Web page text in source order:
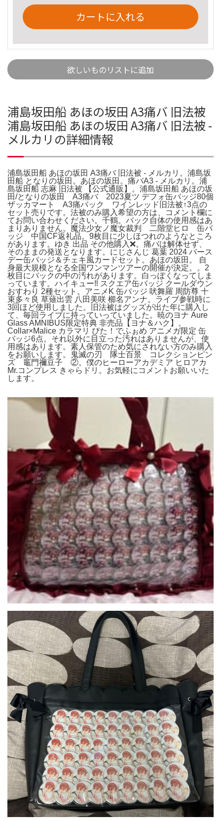
カートに入れる
欲しいものリストに追加
浦島坂田船 あほの坂田 A3痛バ 旧法被
浦島坂田船 あほの坂田 A3痛バ 旧法被 -
メルカリの詳細情報
浦島坂田船 あほの坂田 A3痛バ 旧法被 - メルカリ。浦島坂
田船 となりの坂田。あほの坂田。痛バA3 - メルカリ。浦
島坂田船 志麻 旧法被 【公式通販】。浦島坂田船 あほの坂
田/となりの坂田 A3痛バ 2023夏ツ デフォ缶バッジ80個
ザッカマート A3痛バック ワインレッド旧法被↑3点の
セット売りです。法被のみ購入希望の方は、コメント欄に
てお問い合わせください。千鶴。バック自体の使用感はあ
まりありません。魔法少女ノ魔女裁判 二階堂ヒロ 缶バ
ッジ 中国CF返礼品。9枚目に少しほつれのようなところ
があります。ゆき 出品 その他購入❌。痛バは解体せず、
そのままの発送となります。にじさんじ 葛葉 2024 バース
デー缶バッジ＆チェキ風カードセット。あほの坂田。 自
身最大規模となる全国ワンマンツアーの開催が決定。。2
枚目にバックの中の汚れがあります。白っぽくなってしま
っています。ハイキュー‼︎ スクエア缶バッジ クールダウン
おすわり 2種セット。アニメK 缶バッジ 吠舞羅 周防尊 十
束多々良 草薙出雲 八田美咲 櫛名アンナ。ライブ参戦時に
3回ほど使用しました。旧法被はグッズが出た年に購入し
て、毎回ライブに持っていっていました。暁のヨナ Aure
Glass AMNIBUS限定特典 非売品【ヨナ＆ハク】。
Collar×Malice カラマリ ぴた！でふぉめ アニメガ限定 缶
バッジ6点。それ以外に目立った汚れはありませんが、使
用感はあります。素人保管のため気にされない方のみ購入
をお願いします。鬼滅の刃 隊士百景 コレクションピン
ズ 竈門禰豆子 ②。僕のヒーローアカデミア ヒロアカ
Mr.コンプレス きゃらドリ。お気軽にコメントお願いいた
します。